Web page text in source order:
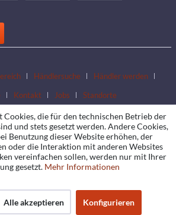
Händlersuche
Händler werden
Kontakt Jobs Standorte
Cookies, die für den technischen Betrieb der
und stets gesetzt werden. Andere Cookies,
Benutzung dieser Website erhöhen, der
oder die Interaktion mit anderen Websites
vereinfachen sollen, werden nur mit Ihrer
gesetzt. Mehr Informationen
Alle akzeptieren Konfigurieren